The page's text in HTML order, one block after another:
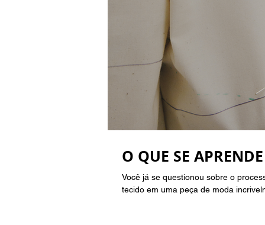
O QUE SE
Você já se questionou sobre o
tecido em uma peça de moda